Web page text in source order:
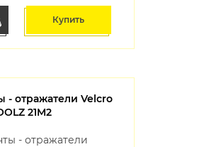
Купить
- отражатели Velcro
21M2